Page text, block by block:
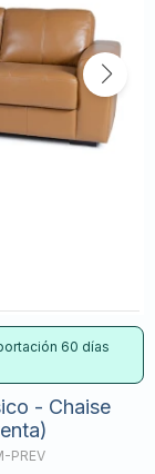
60 días
- Chaise
PREV